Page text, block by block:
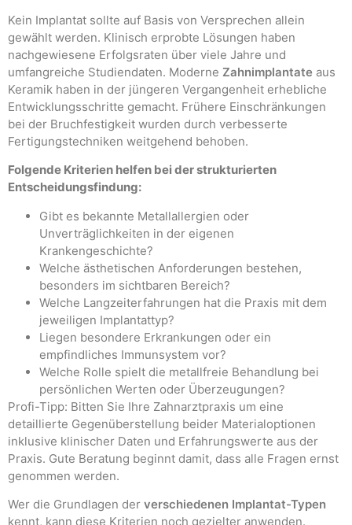
Kein Implantat sollte auf Basis von Versprechen allein
gewählt werden. Klinisch erprobte Lösungen haben
nachgewiesene Erfolgsraten über viele Jahre und
umfangreiche Studiendaten. Moderne Zahnimplantate aus
Keramik haben in der jüngeren Vergangenheit erhebliche
Entwicklungsschritte gemacht. Frühere Einschränkungen
bei der Bruchfestigkeit wurden durch verbesserte
Fertigungstechniken weitgehend behoben.
Folgende Kriterien helfen bei der strukturierten
Entscheidungsfindung:
Gibt es bekannte Metallallergien oder
Unverträglichkeiten in der eigenen
Krankengeschichte?
Welche ästhetischen Anforderungen bestehen,
besonders im sichtbaren Bereich?
Welche Langzeiterfahrungen hat die Praxis mit dem
jeweiligen Implantattyp?
Liegen besondere Erkrankungen oder ein
empfindliches Immunsystem vor?
Welche Rolle spielt die metallfreie Behandlung bei
persönlichen Werten oder Überzeugungen?
Profi-Tipp: Bitten Sie Ihre Zahnarztpraxis um eine
detaillierte Gegenüberstellung beider Materialoptionen
inklusive klinischer Daten und Erfahrungswerte aus der
Praxis. Gute Beratung beginnt damit, dass alle Fragen ernst
genommen werden.
Wer die Grundlagen der verschiedenen Implantat-Typen
kennt, kann diese Kriterien noch gezielter anwenden.